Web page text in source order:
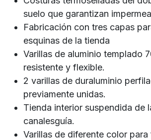
suelo que garantizan
Fabricación con tres capas
esquinas de la tienda
Varillas de aluminio templado
resistente y flexible.
2 varillas de duraluminio
previamente unidas.
Tienda interior suspendida de
canalesguía.
Varillas de diferente color para